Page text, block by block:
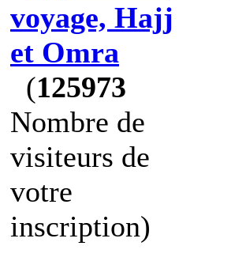
voyage, Hajj
et Omra
(125973
Nombre de
visiteurs de
votre
inscription)